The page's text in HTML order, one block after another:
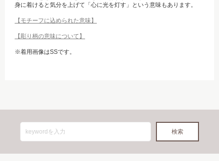
身に着けると気分を上げて「心に光を灯す」という意味もあります。
【モチーフに込められた意味】
【彫り柄の意味について】
※着用画像はSSです。